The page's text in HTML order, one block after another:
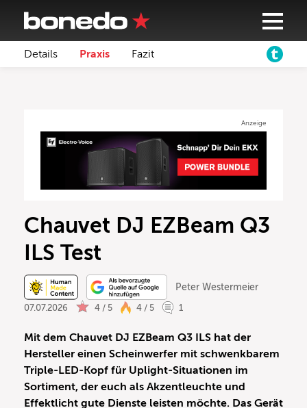
Details Praxis Fazit
Anzeige
Chauvet DJ EZBeam Q3
ILS Test
Peter Westermeier
07.07.2026 4 / 5 4 / 5 1
Mit dem Chauvet DJ EZBeam Q3 ILS hat der
Hersteller einen Scheinwerfer mit schwenkbarem
Triple-LED-Kopf für Uplight-Situationen im
Sortiment, der euch als Akzentleuchte und
Effektlicht gute Dienste leisten möchte. Das Gerät